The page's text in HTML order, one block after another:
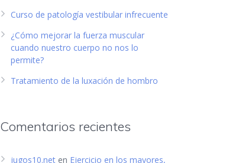
Curso de patología vestibular infrecuente
¿Cómo mejorar la fuerza muscular
cuando nuestro cuerpo no nos lo
permite?
Tratamiento de la luxación de hombro
Comentarios recientes
jugos10.net en Ejercicio en los mayores,